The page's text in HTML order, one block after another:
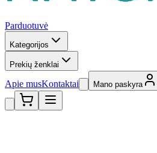
Parduotuvė
Kategorijos
Prekių ženklai
Apie musKontaktai Mano paskyra